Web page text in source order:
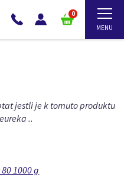
0
jestli je k tomuto produktu
..
1000 g